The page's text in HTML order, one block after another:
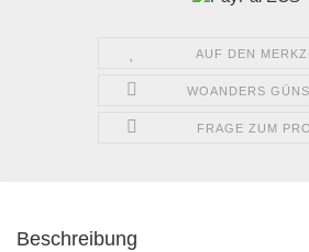
AUF DEN
WOANDERS
FRAGE ZUM
Beschreibung